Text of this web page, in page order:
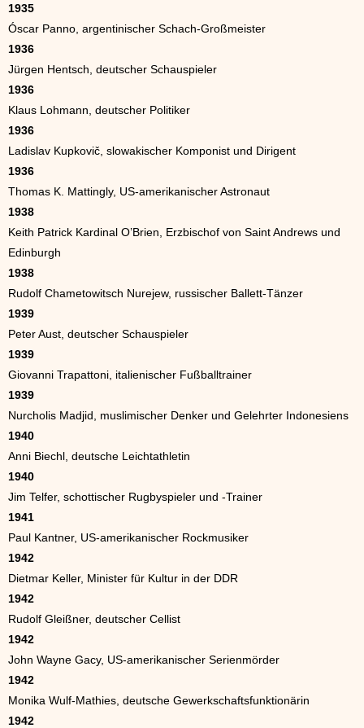
1935
Óscar Panno, argentinischer Schach-Großmeister
1936
Jürgen Hentsch, deutscher Schauspieler
1936
Klaus Lohmann, deutscher Politiker
1936
Ladislav Kupkovič, slowakischer Komponist und Dirigent
1936
Thomas K. Mattingly, US-amerikanischer Astronaut
1938
Keith Patrick Kardinal O’Brien, Erzbischof von Saint Andrews und
Edinburgh
1938
Rudolf Chametowitsch Nurejew, russischer Ballett-Tänzer
1939
Peter Aust, deutscher Schauspieler
1939
Giovanni Trapattoni, italienischer Fußballtrainer
1939
Nurcholis Madjid, muslimischer Denker und Gelehrter Indonesiens
1940
Anni Biechl, deutsche Leichtathletin
1940
Jim Telfer, schottischer Rugbyspieler und -Trainer
1941
Paul Kantner, US-amerikanischer Rockmusiker
1942
Dietmar Keller, Minister für Kultur in der DDR
1942
Rudolf Gleißner, deutscher Cellist
1942
John Wayne Gacy, US-amerikanischer Serienmörder
1942
Monika Wulf-Mathies, deutsche Gewerkschaftsfunktionärin
1942